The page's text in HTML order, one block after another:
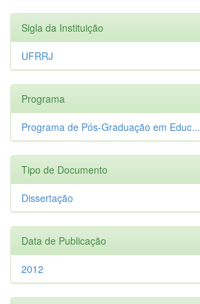
Sigla da Instituição
UFRRJ
Programa
Programa de Pós-Graduação em Educ...
Tipo de Documento
Dissertação
Data de Publicação
2012